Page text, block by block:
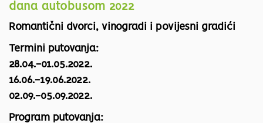
dana autobusom 2022
Romantični dvorci, vinogradi i povijesni gradići
Termini putovanja:
28.04.-01.05.2022.
16.06.-19.06.2022.
02.09.-05.09.2022.
Program putovanja: